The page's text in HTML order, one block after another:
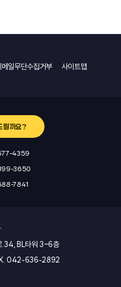
메일무단수집거부 사이트맵
릴까요?
4359
3650
7841
34, BL타워 3~6층
042-636-2892